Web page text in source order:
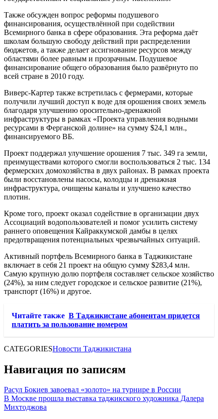
Также обсужден вопрос реформы подушевого
финансирования, осуществлённой при содействии
Всемирного банка в сфере образования. Эта реформа даёт
школам большую свободу действий при распределении
бюджетов, а также делает ассигнование ресурсов между
областями более равным и прозрачным. Подушевое
финансирование общего образования было развёрнуто по
всей стране в 2010 году.
Виверс-Картер также встретилась с фермерами, которые
получили лучший доступ к воде для орошения своих земель
благодаря улучшению оросительно-дренажной
инфраструктуры в рамках «Проекта управления водными
ресурсами в Ферганской долине» на сумму $24,1 млн.,
финансируемого ВБ.
Проект поддержал улучшение орошения 7 тыс. 349 га земли,
преимуществами которого смогли воспользоваться 2 тыс. 134
фермерских домохозяйства в двух районах. В рамках проекта
были восстановлены насосы, колодцы и дренажная
инфраструктура, очищены каналы и улучшено качество
плотин.
Кроме того, проект оказал содействие в организации двух
Ассоциаций водопользователей и помог усилить систему
раннего оповещения Кайраккумской дамбы в целях
предотвращения потенциальных чрезвычайных ситуаций.
Активный портфель Всемирного банка в Таджикистане
включает в себя 21 проект на общую сумму $283,4 млн.
Самую крупную долю портфеля составляет сельское хозяйство
(24%), за ним следует городское и сельское развитие (21%),
транспорт (16%) и другое.
Читайте также В Таджикистане абонентам придется
платить за пользование номером
CATEGORIESНовости Таджикистана
Навигация по записям
Расул Бокиев завоевал «золото» на турнире в России
В Москве прошла выставка таджикского художника Далера
Михтоджова